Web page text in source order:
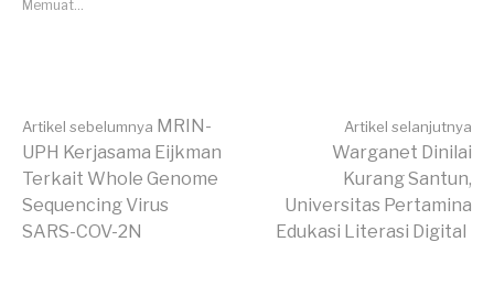
Memuat...
Lanjut
Membaca
Artikel sebelumnya MRIN-
UPH Kerjasama Eijkman
Terkait Whole Genome
Sequencing Virus
SARS-COV-2N
Artikel selanjutnya
Warganet Dinilai
Kurang Santun,
Universitas Pertamina
Edukasi Literasi Digital